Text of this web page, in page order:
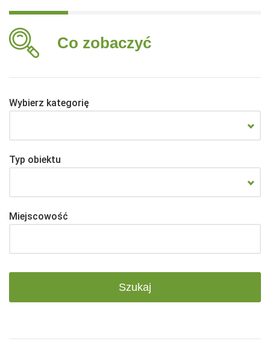
Co zobaczyć
Wybierz kategorię
Typ obiektu
Miejscowość